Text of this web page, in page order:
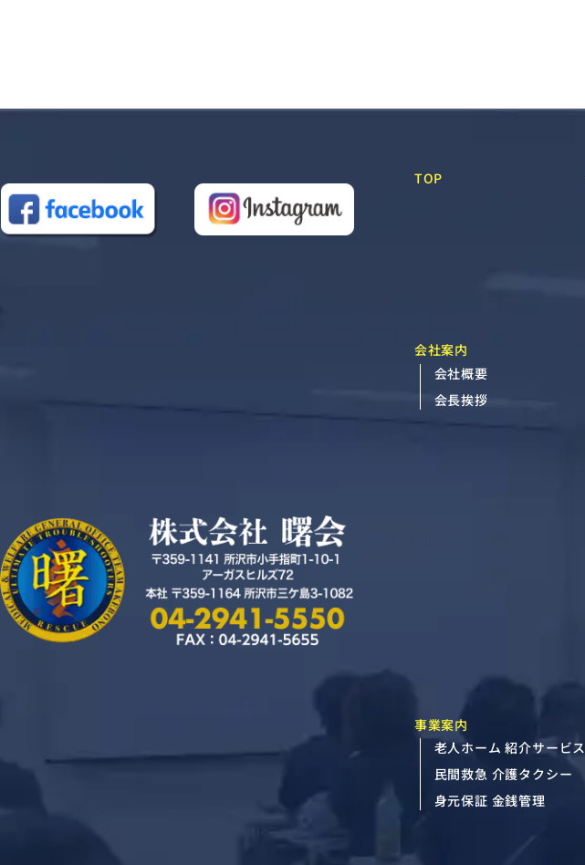
TOP
会社案内
会社概要
会長挨拶
事業案内
老人ホーム 紹介サービス
民間救急 介護タクシー
身元保証 金銭管理